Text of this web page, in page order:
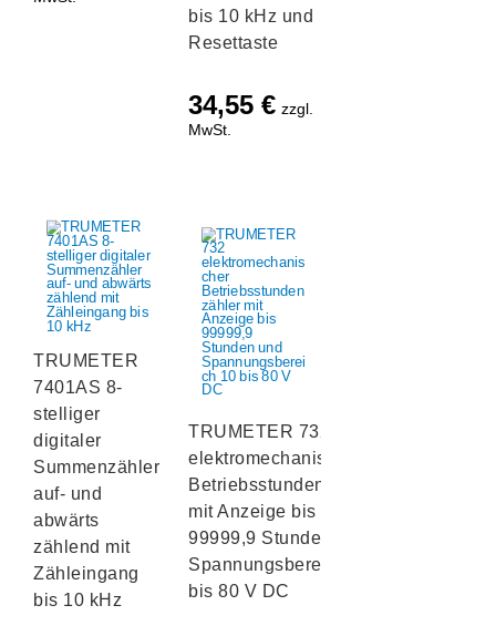
bis 10 kHz und
Resettaste
34,55 € zzgl.
MwSt.
TRUMETER
7401AS 8-
stelliger
digitaler
Summenzähler
auf- und
abwärts
zählend mit
Zähleingang
bis 10 kHz
TRUMETER 732
elektromechanischer
Betriebsstundenzähler
mit Anzeige bis
99999,9 Stunden und
Spannungsbereich 10
bis 80 V DC